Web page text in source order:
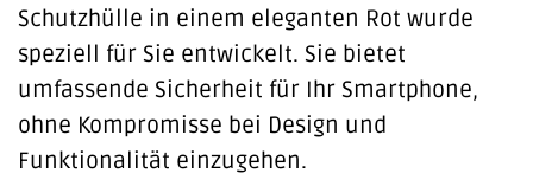
Schutzhülle in einem eleganten Rot wurde
speziell für Sie entwickelt. Sie bietet
umfassende Sicherheit für Ihr Smartphone,
ohne Kompromisse bei Design und
Funktionalität einzugehen.